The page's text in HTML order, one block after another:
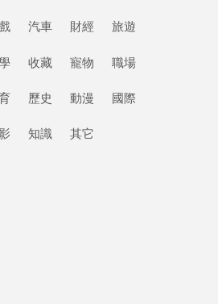
汽車 財經 旅遊
收藏 寵物 職場
歷史 動漫 國際
知識 其它